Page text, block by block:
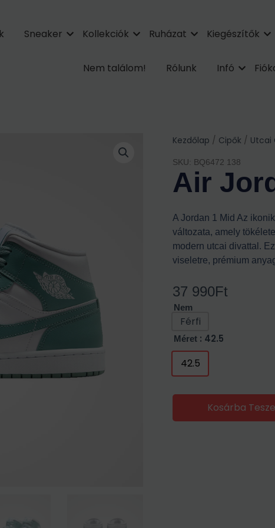
Sneaker Kollekciók Ruházat Kiegészítők
Nem találom! Rólunk Infó
Kezdőlap / Cipők / Utcai
SKU: BQ6472 138
Air
A Jordan 1 Mid Az
változata, amely
modern utcai divattal.
viseletre, prémium
37 990Ft
Nem
Férfi
Méret : 42.5
42.5
Kosárba